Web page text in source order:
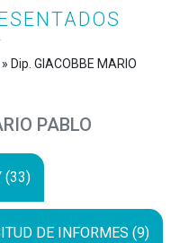
» Dip. GIACOBBE MARIO
PABLO
(33)
DE INFORMES (9)